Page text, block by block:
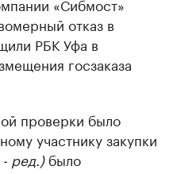
«Сибмост»
отказ в
РБК Уфа в
госзаказа
проверки было
участнику закупки
- ред.)было